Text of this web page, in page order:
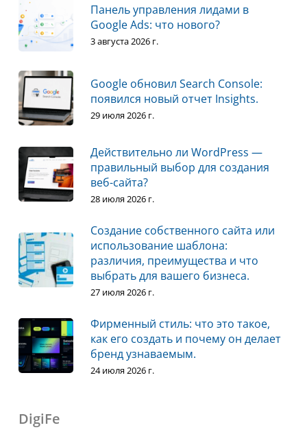
Панель управления лидами в
Google Ads: что нового?
3 августа 2026 г.
Google обновил Search Console:
появился новый отчет Insights.
29 июля 2026 г.
Действительно ли WordPress —
правильный выбор для создания
веб-сайта?
28 июля 2026 г.
Создание собственного сайта или
использование шаблона:
различия, преимущества и что
выбрать для вашего бизнеса.
27 июля 2026 г.
Фирменный стиль: что это такое,
как его создать и почему он делает
бренд узнаваемым.
24 июля 2026 г.
DigiFe